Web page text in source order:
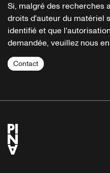
Si, malgré des recherches
droits d'auteur du matériel
identifié et que
demandée, veuillez nous
Contact